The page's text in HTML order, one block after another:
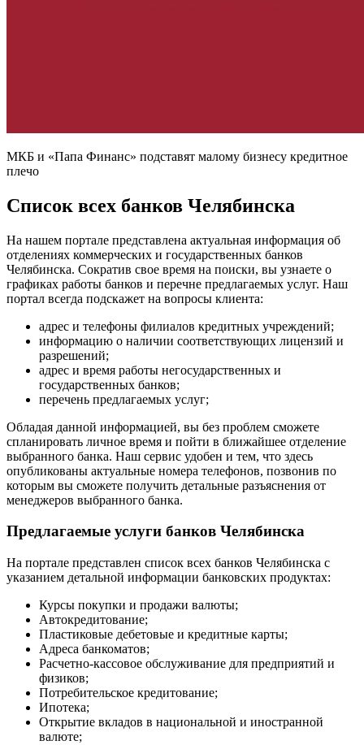
МКБ и «Папа Финанс» подставят малому бизнесу кредитное
плечо
Список всех банков Челябинска
На нашем портале представлена актуальная информация об
отделениях коммерческих и государственных банков
Челябинска. Сократив свое время на поиски, вы узнаете о
графиках работы банков и перечне предлагаемых услуг. Наш
портал всегда подскажет на вопросы клиента:
адрес и телефоны филиалов кредитных учреждений;
информацию о наличии соответствующих лицензий и
разрешений;
адрес и время работы негосударственных и
государственных банков;
перечень предлагаемых услуг;
Обладая данной информацией, вы без проблем сможете
спланировать личное время и пойти в ближайшее отделение
выбранного банка. Наш сервис удобен и тем, что здесь
опубликованы актуальные номера телефонов, позвонив по
которым вы сможете получить детальные разъяснения от
менеджеров выбранного банка.
Предлагаемые услуги банков Челябинска
На портале представлен список всех банков Челябинска с
указанием детальной информации банковских продуктах:
Курсы покупки и продажи валюты;
Автокредитование;
Пластиковые дебетовые и кредитные карты;
Адреса банкоматов;
Расчетно-кассовое обслуживание для предприятий и
физиков;
Потребительское кредитование;
Ипотека;
Открытие вкладов в национальной и иностранной
валюте;